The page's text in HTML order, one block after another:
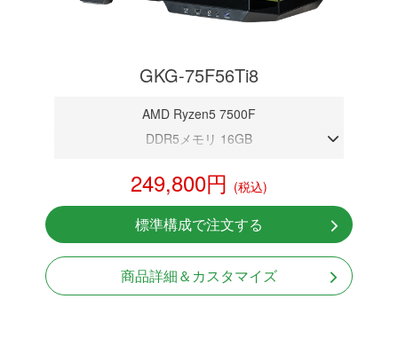
GKG-75F56Ti8
AMD Ryzen5 7500F
DDR5メモリ 16GB
NVMeSSD 1TB
無線LAN Bluetooth対応
Windows11 Home 64bit
249,800円 (税込)
標準構成で注文する
商品詳細＆カスタマイズ